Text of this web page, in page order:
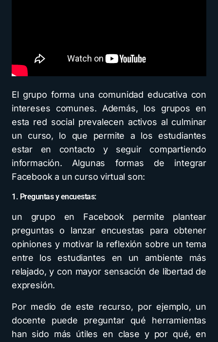
El grupo forma una comunidad educativa con
intereses comunes. Además, los grupos en
esta red social prevalecen activos al culminar
un curso, lo que permite a los estudiantes
estar en contacto y seguir compartiendo
información. Algunas formas de integrar
Facebook a un curso virtual son:
1. Preguntas y encuestas:
un grupo en Facebook permite plantear
preguntas o lanzar encuestas para obtener
opiniones y motivar la reflexión sobre un tema
entre los estudiantes en un ambiente más
relajado, y con mayor sensación de libertad de
expresión.
Por medio de este recurso, por ejemplo, un
docente puede preguntar qué herramientas
han sido más útiles en clase y por qué, en